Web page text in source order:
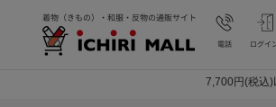
7,700円(税込)